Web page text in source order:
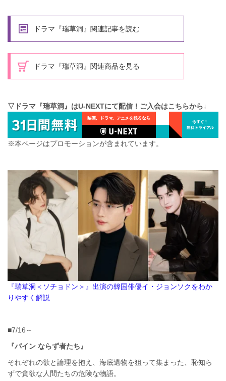
ドラマ『瑞草洞』関連記事を読む
ドラマ『瑞草洞』関連商品を見る
▽ドラマ『瑞草洞』はU-NEXTにて配信！ご入会はこちらから↓
※本ページはプロモーションが含まれています。
『瑞草洞＜ソチョドン＞』出演の韓国俳優イ・ジョンソクをわか
りやすく解説
■7/16～
『パイン ならず者たち』
それぞれの欲と論理を抱え、海底遺物を狙って集まった、恥知ら
ずで貪欲な人間たちの危険な物語。